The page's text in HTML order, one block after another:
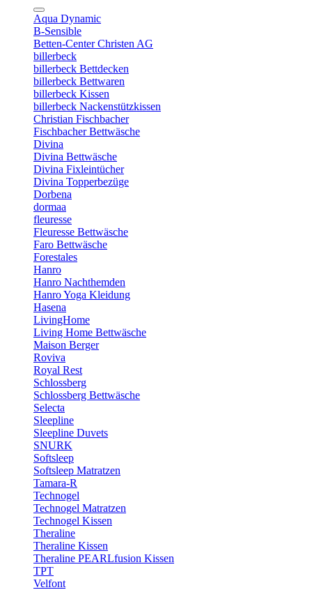
Aqua Dynamic
B-Sensible
Betten-Center Christen AG
billerbeck
billerbeck Bettdecken
billerbeck Bettwaren
billerbeck Kissen
billerbeck Nackenstützkissen
Christian Fischbacher
Fischbacher Bettwäsche
Divina
Divina Bettwäsche
Divina Fixleintücher
Divina Topperbezüge
Dorbena
dormaa
fleuresse
Fleuresse Bettwäsche
Faro Bettwäsche
Forestales
Hanro
Hanro Nachthemden
Hanro Yoga Kleidung
Hasena
LivingHome
Living Home Bettwäsche
Maison Berger
Roviva
Royal Rest
Schlossberg
Schlossberg Bettwäsche
Selecta
Sleepline
Sleepline Duvets
SNURK
Softsleep
Softsleep Matratzen
Tamara-R
Technogel
Technogel Matratzen
Technogel Kissen
Theraline
Theraline Kissen
Theraline PEARLfusion Kissen
TPT
Velfont